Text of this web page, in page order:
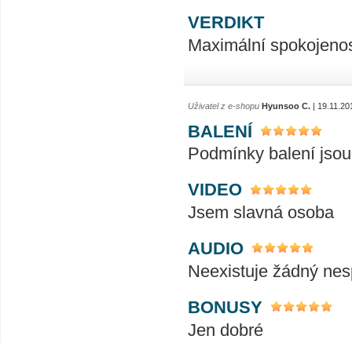
VERDIKT
Maximální
Uživatel z e-shopu Hyunsoo C. |
BALENÍ
Podmínky balení
VIDEO
Jsem slavná osoba
AUDIO
Neexistuje žádný
BONUSY
Jen dobré